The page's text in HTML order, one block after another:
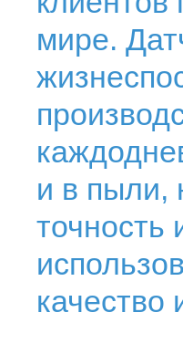
мире.
и в пыли,
точность
качество